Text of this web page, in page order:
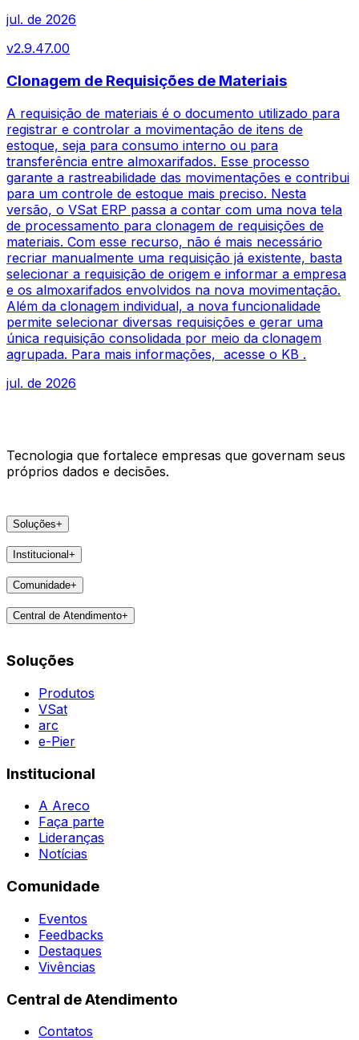
jul. de 2026
v2.9.47.00
Clonagem de Requisições de Materiais
A requisição de materiais é o documento utilizado para
registrar e controlar a movimentação de itens de
estoque, seja para consumo interno ou para
transferência entre almoxarifados. Esse processo
garante a rastreabilidade das movimentações e contribui
para um controle de estoque mais preciso. Nesta
versão, o VSat ERP passa a contar com uma nova tela
de processamento para clonagem de requisições de
materiais. Com esse recurso, não é mais necessário
recriar manualmente uma requisição já existente, basta
selecionar a requisição de origem e informar a empresa
e os almoxarifados envolvidos na nova movimentação.
Além da clonagem individual, a nova funcionalidade
permite selecionar diversas requisições e gerar uma
única requisição consolidada por meio da clonagem
agrupada. Para mais informações, acesse o KB .
jul. de 2026
Tecnologia que fortalece empresas que governam seus
próprios dados e decisões.
Soluções+
Produtos
arc
Institucional+
A Areco
Lideranças
Comunidade+
Eventos
Vivências
Central de Atendimento+
Todas as Regiões
Agent
Soluções
Produtos
VSat
arc
e-Pier
Institucional
A Areco
Faça parte
Lideranças
Notícias
Comunidade
Eventos
Feedbacks
Destaques
Vivências
Central de Atendimento
Contatos